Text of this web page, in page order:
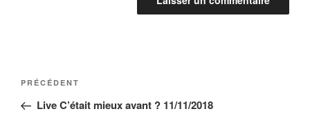
Navigation
l’article
Article
précédent
PRÉCÉDENT
Live C’était mieux avant ? 11/11/2018